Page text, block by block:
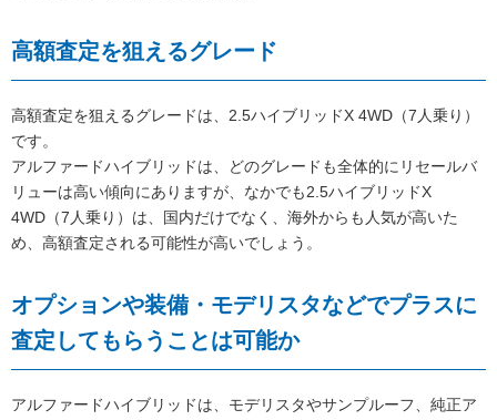
高額査定を狙えるグレード
高額査定を狙えるグレードは、2.5ハイブリッドX 4WD（7人乗り）
です。
アルファードハイブリッドは、どのグレードも全体的にリセールバ
リューは高い傾向にありますが、なかでも2.5ハイブリッドX
4WD（7人乗り）は、国内だけでなく、海外からも人気が高いた
め、高額査定される可能性が高いでしょう。
オプションや装備・モデリスタなどでプラスに
査定してもらうことは可能か
アルファードハイブリッドは、モデリスタやサンプルーフ、純正ア